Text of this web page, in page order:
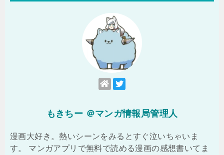
もきちー ＠マンガ情報局管理人
漫画大好き。熱いシーンをみるとすぐ泣いちゃいま
す。 マンガアプリで無料で読める漫画の感想書いてま